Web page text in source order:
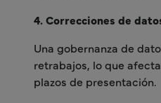
4. Correcciones de
Una gobernanza de
retrabajos, lo que
plazos de presentación.